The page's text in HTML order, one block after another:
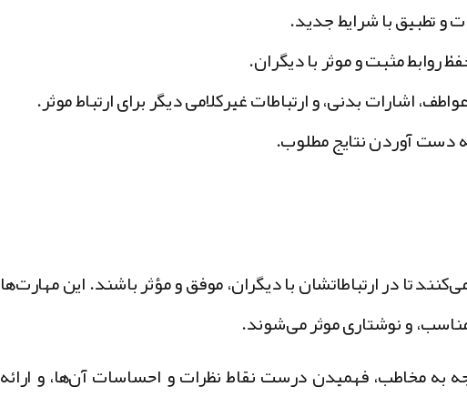
و تطبیق با شرایط جدید.
روابط مثبت و موثر با دیگران.
اشارات بدنی، و ارتباطات غیرکلامی دیگر برای ارتباط موثر.
دست آوردن نتایج مطلوب.
تا در ارتباطاتشان با دیگران، موفق و مؤثر باشند. این مهارت‌ها
و نوشتاری موثر می‌شوند.
به مخاطب، فهمیدن درست نقاط نظرات و احساسات آن‌ها، و ارائه